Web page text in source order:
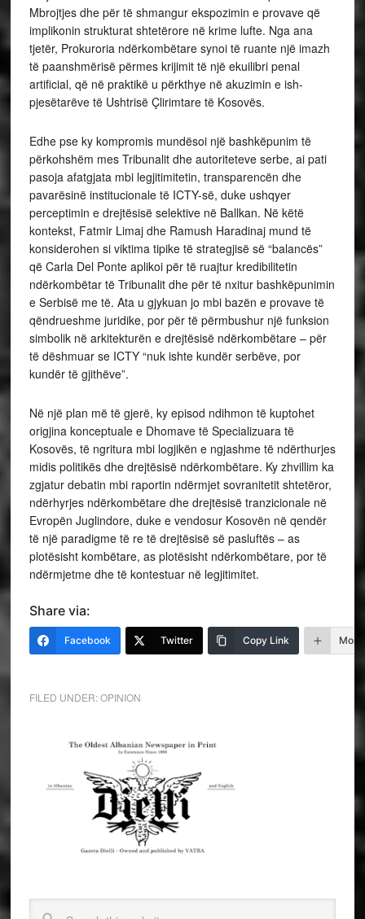
Mbrojtjes dhe për të shmangur ekspozimin e provave që
implikonin strukturat shtetërore në krime lufte. Nga ana
tjetër, Prokuroria ndërkombëtare synoi të ruante një imazh
të paanshmërisë përmes krijimit të një ekuilibri penal
artificial, që në praktikë u përkthye në akuzimin e ish-
pjesëtarëve të Ushtrisë Çlirimtare të Kosovës.
Edhe pse ky kompromis mundësoi një bashkëpunim të
përkohshëm mes Tribunalit dhe autoriteteve serbe, ai pati
pasoja afatgjata mbi legjitimitetin, transparencën dhe
pavarësinë institucionale të ICTY-së, duke ushqyer
perceptimin e drejtësisë selektive në Ballkan. Në këtë
kontekst, Fatmir Limaj dhe Ramush Haradinaj mund të
konsiderohen si viktima tipike të strategjisë së “balancës”
që Carla Del Ponte aplikoi për të ruajtur kredibilitetin
ndërkombëtar të Tribunalit dhe për të nxitur bashkëpunimin
e Serbisë me të. Ata u gjykuan jo mbi bazën e provave të
qëndrueshme juridike, por për të përmbushur një funksion
simbolik në arkitekturën e drejtësisë ndërkombëtare – për
të dëshmuar se ICTY “nuk ishte kundër serbëve, por
kundër të gjithëve”.
Në një plan më të gjerë, ky episod ndihmon të kuptohet
origjina konceptuale e Dhomave të Specializuara të
Kosovës, të ngritura mbi logjikën e ngjashme të ndërthurjes
midis politikës dhe drejtësisë ndërkombëtare. Ky zhvillim ka
zgjatur debatin mbi raportin ndërmjet sovranitetit shtetëror,
ndërhyrjes ndërkombëtare dhe drejtësisë tranzicionale në
Evropën Juglindore, duke e vendosur Kosovën në qendër
të një paradigme të re të drejtësisë së pasluftës – as
plotësisht kombëtare, as plotësisht ndërkombëtare, por të
ndërmjetme dhe të kontestuar në legjitimitet.
Share via:
Facebook Twitter Copy Link More
FILED UNDER:OPINION